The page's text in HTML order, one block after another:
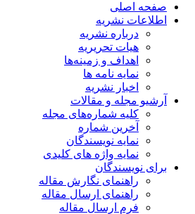
صفحه اصلی
اطلاعات نشریه
درباره نشریه
هیات تحریریه
اهداف و زمینه‌ها
نمایه نامه ها
اخبار نشریه
آرشیو مجله و مقالات
کلیه شماره‌های مجله
آخرین شماره
نمایه نویسندگان
نمایه واژه های کلیدی
برای نویسندگان
راهنمای نگارش مقاله
راهنمای ارسال مقاله
فرم ارسال مقاله